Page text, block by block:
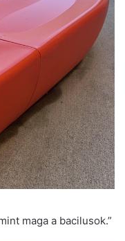
maga a bacilusok.”